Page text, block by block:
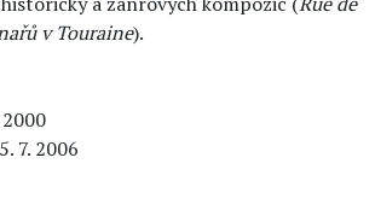
v Touraine).
7. 2006